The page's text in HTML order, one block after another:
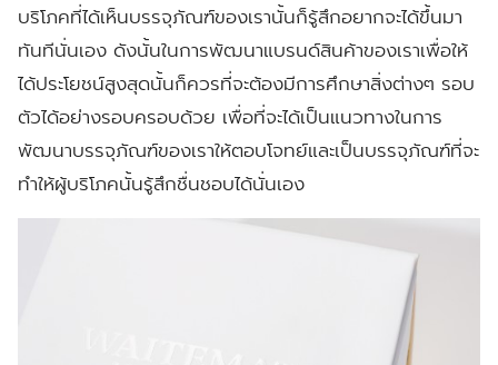
บริโภคที่ได้เห็นบรรจุภัณฑ์ของเรานั้นก็รู้สึกอยากจะได้ขึ้นมา
ทันทีนั่นเอง ดังนั้นในการพัฒนาแบรนด์สินค้าของเราเพื่อให้
ได้ประโยชน์สูงสุดนั้นก็ควรที่จะต้องมีการศึกษาสิ่งต่างๆ รอบ
ตัวได้อย่างรอบครอบด้วย เพื่อที่จะได้เป็นแนวทางในการ
พัฒนาบรรจุภัณฑ์ของเราให้ตอบโจทย์และเป็นบรรจุภัณฑ์ที่จะ
ทำให้ผู้บริโภคนั้นรู้สึกชื่นชอบได้นั่นเอง